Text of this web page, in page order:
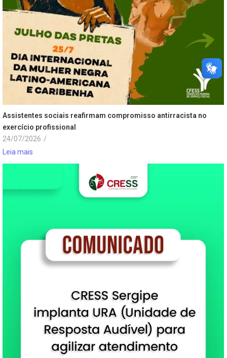
Assistentes sociais reafirmam compromisso antirracista no
exercício profissional
24/07/2026 /
Leia mais